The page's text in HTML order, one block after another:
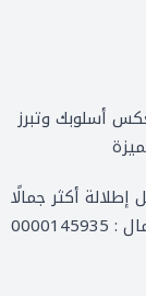
أسلوبك وتبرز